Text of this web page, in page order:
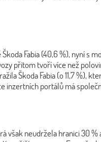
Fabia (40,6 %), nyní s
přitom tvoří více než
Škoda Fabia (o 11,7
portálů má
neudržela hranici 30 %